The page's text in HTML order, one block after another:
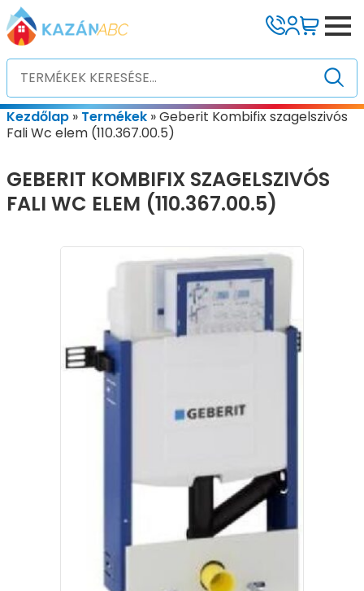
Kezdőlap » Termékek »Geberit Kombifix szagelszivós
Fali Wc elem (110.367.00.5)
GEBERIT KOMBIFIX SZAGELSZIVÓS
FALI WC ELEM (110.367.00.5)